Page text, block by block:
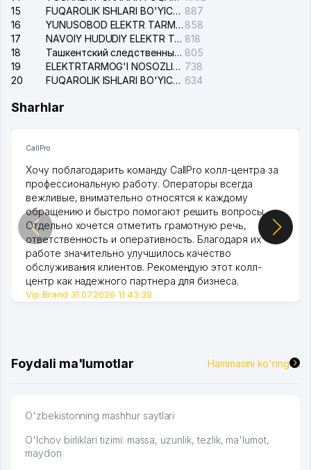
15
FUQAROLIK ISHLARI BO'YICHA YAKKASAROY TUMANLARARO SUDI 887
16
YUNUSOBOD ELEKTR TARMOG'I NOSOZLIKLARI XIZMATI 858
17
NAVOIY HUDUDIY ELEKTR TARMOQLARI KORXONASI AJ 818
18
Ташкентский следственный изолятор 805
19
ELEKTRTARMOG'I NOSOZLIKLARINI TO'ZATISH SERGELI XIZMATI 738
20
FUQAROLIK ISHLARI BO'YICHA UCH-TEPA TUMANI SUDI 634
Sharhlar
CallPro
Хочу поблагодарить команду CallPro колл-центра за
профессиональную работу. Операторы всегда
вежливые, внимательно относятся к каждому
обращению и быстро помогают решить вопросы.
Отдельно хочется отметить грамотную речь,
ответственность и оперативность. Благодаря их
работе значительно улучшилось качество
обслуживания клиентов. Рекомендую этот колл-
центр как надежного партнера для бизнеса.
Vip Brand 31.07.2026 11:43:39
Foydali ma'lumotlar Hammasini ko'ring
O'zbekistonning mashhur saytlari
O'lchov birliklari tizimi: massa, uzunlik, tezlik, ma'lumot,
maydon